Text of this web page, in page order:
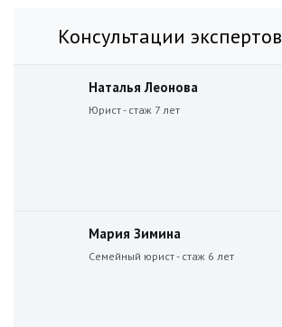
Консультации экспертов
Наталья Леонова
Юрист - стаж 7 лет
Мария Зимина
Семейный юрист - стаж 6 лет